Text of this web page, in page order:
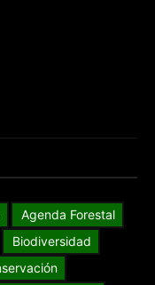
Agenda Forestal
Biodiversidad